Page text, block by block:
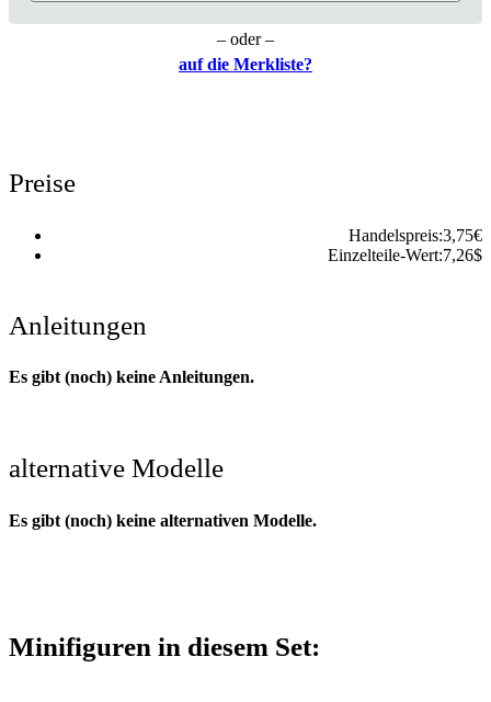
– oder –
auf die Merkliste?
Preise
Handelspreis:3,75€
Einzelteile-Wert:7,26$
Anleitungen
Es gibt (noch) keine Anleitungen.
alternative Modelle
Es gibt (noch) keine alternativen Modelle.
Minifiguren in diesem Set: